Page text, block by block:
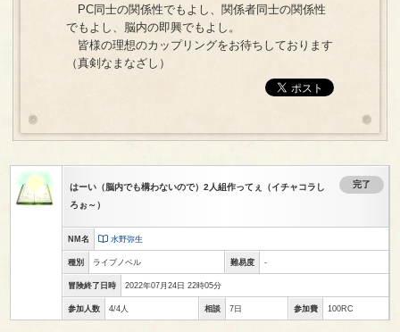
PC同士の関係性でもよし、関係者同士の関係性
でもよし、脳内の即興でもよし。
皆様の理想のカップリングをお待ちしております
（真剣なまなざし）
はーい（脳内でも構わないので）2人組作ってぇ（イチャコラし
ろぉ～）
完了
NM名 水野弥生
種別 ライブノベル 難易度 -
冒険終了日時 2022年07月24日 22時05分
参加人数 4/4人 相談 7日 参加費 100RC